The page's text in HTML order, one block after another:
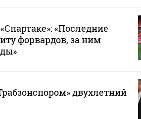
«Последние
форвардов, за ним
двухлетний